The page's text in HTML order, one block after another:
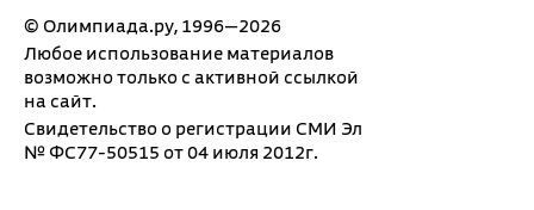
© Олимпиада.ру, 1996—2026
Любое использование материалов
возможно только с активной ссылкой
на сайт.
Свидетельство о регистрации СМИ Эл
№ ФС77-50515 от 04 июля 2012г.